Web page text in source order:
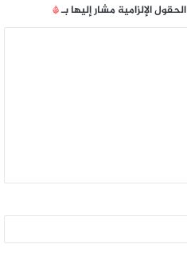
الحقول الإلزامية مشار إليها بـ*